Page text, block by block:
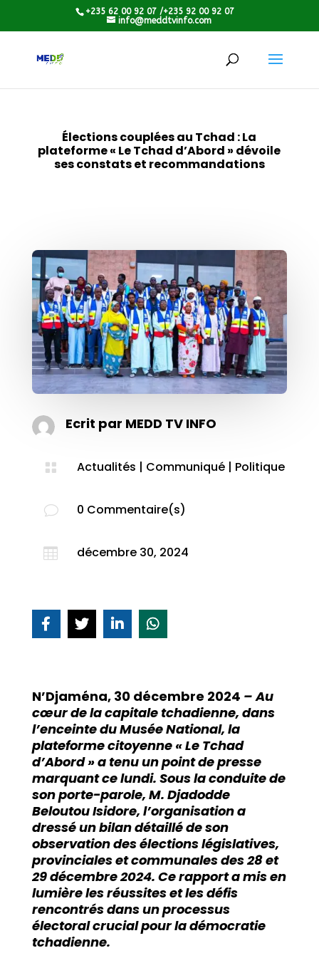
+235 62 00 92 07 /+235 92 00 92 07
info@meddtvinfo.com
Élections couplées au Tchad : La
plateforme « Le Tchad d’Abord » dévoile
ses constats et recommandations
Ecrit par MEDD TV INFO
 Actualités | Communiqué| Politique
v 0 Commentaire(s)
 décembre 30, 2024
N’Djaména, 30 décembre 2024 – Au
cœur de la capitale tchadienne, dans
l’enceinte du Musée National, la
plateforme citoyenne « Le Tchad
d’Abord » a tenu un point de presse
marquant ce lundi. Sous la conduite de
son porte-parole, M. Djadodde
Beloutou Isidore, l’organisation a
dressé un bilan détaillé de son
observation des élections législatives,
provinciales et communales des 28 et
29 décembre 2024. Ce rapport a mis en
lumière les réussites et les défis
rencontrés dans un processus
électoral crucial pour la démocratie
tchadienne.